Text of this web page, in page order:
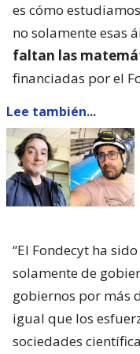
es cómo
no solamente esas
faltan las
financiadas por el
Lee también...
“El Fondecyt ha
solamente de
gobiernos por más
igual que los
sociedades